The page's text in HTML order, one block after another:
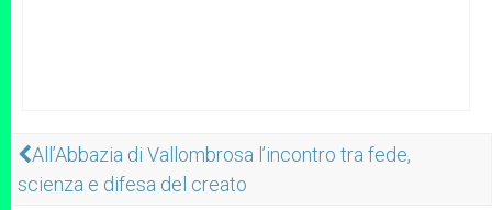
All’Abbazia di Vallombrosa l’incontro tra fede,
scienza e difesa del creato